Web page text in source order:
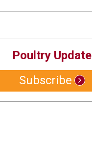
Poultry Update
Subscribe